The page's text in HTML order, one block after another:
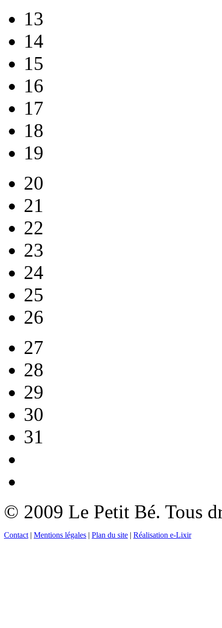
13
14
15
16
17
18
19
20
21
22
23
24
25
26
27
28
29
30
31
© 2009 Le Petit Bé. Tous
Contact | Mentions légales | Plan du site | Réalisation e-Lixir